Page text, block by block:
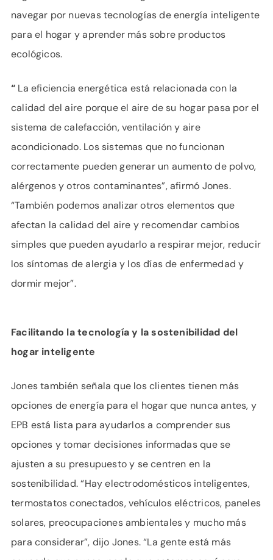
navegar por nuevas tecnologías de energía inteligente
para el hogar y aprender más sobre productos
ecológicos.
“ La eficiencia energética está relacionada con la
calidad del aire porque el aire de su hogar pasa por el
sistema de calefacción, ventilación y aire
acondicionado. Los sistemas que no funcionan
correctamente pueden generar un aumento de polvo,
alérgenos y otros contaminantes”, afirmó Jones.
“También podemos analizar otros elementos que
afectan la calidad del aire y recomendar cambios
simples que pueden ayudarlo a respirar mejor, reducir
los síntomas de alergia y los días de enfermedad y
dormir mejor”.
Facilitando la tecnología y la sostenibilidad del
hogar inteligente
Jones también señala que los clientes tienen más
opciones de energía para el hogar que nunca antes, y
EPB está lista para ayudarlos a comprender sus
opciones y tomar decisiones informadas que se
ajusten a su presupuesto y se centren en la
sostenibilidad. “Hay electrodomésticos inteligentes,
termostatos conectados, vehículos eléctricos, paneles
solares, preocupaciones ambientales y mucho más
para considerar”, dijo Jones. “La gente está más